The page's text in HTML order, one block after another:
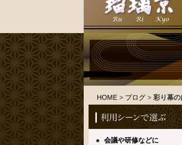
HOME > ブログ >彩り幕
会議や研修などに